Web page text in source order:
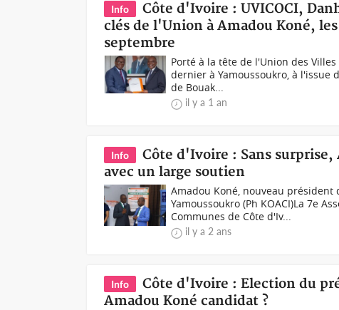
Info
Côte d'Ivoire : UVICOCI,
clés de l'Union à Amadou Koné,
septembre
Porté à la tête de l'Union des
dernier à Yamoussoukro, à l'issue
de Bouak...
il y a 1 an
Info
Côte d'Ivoire : Sans
avec un large soutien
Amadou Koné, nouveau président
Yamoussoukro (Ph KOACI)La 7e
Communes de Côte d'Iv...
il y a 2 ans
Info
Côte d'Ivoire : Election du
Amadou Koné candidat ?